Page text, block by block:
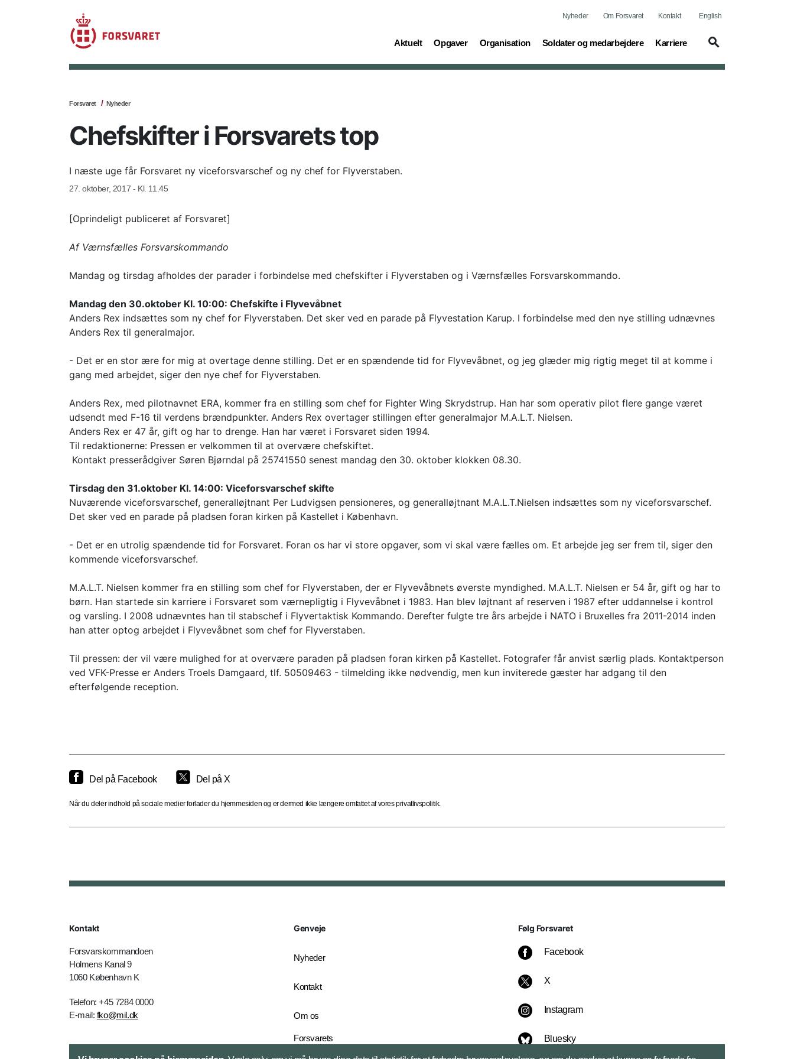
Nyheder Om Forsvaret Kontakt English
Aktuelt
(current) Opgaver
(current) Organisation
(current) Soldater og medarbejdere
(current) Karriere
(current)
Forsvaret Nyheder
Chefskifter i Forsvarets top
I næste uge får Forsvaret ny viceforsvarschef og ny chef for Flyverstaben.
27. oktober, 2017 - Kl. 11.45
[Oprindeligt publiceret af Forsvaret]
Af Værnsfælles Forsvarskommando
Mandag og tirsdag afholdes der parader i forbindelse med chefskifter i Flyverstaben og i Værnsfælles Forsvarskommando.
Mandag den 30.oktober Kl. 10:00: Chefskifte i Flyvevåbnet
Anders Rex indsættes som ny chef for Flyverstaben. Det sker ved en parade på Flyvestation Karup. I forbindelse med den nye stilling udnævnes
Anders Rex til generalmajor.
- Det er en stor ære for mig at overtage denne stilling. Det er en spændende tid for Flyvevåbnet, og jeg glæder mig rigtig meget til at komme i
gang med arbejdet, siger den nye chef for Flyverstaben.
Anders Rex, med pilotnavnet ERA, kommer fra en stilling som chef for Fighter Wing Skrydstrup. Han har som operativ pilot flere gange været
udsendt med F-16 til verdens brændpunkter. Anders Rex overtager stillingen efter generalmajor M.A.L.T. Nielsen.
Anders Rex er 47 år, gift og har to drenge. Han har været i Forsvaret siden 1994.
Til redaktionerne: Pressen er velkommen til at overvære chefskiftet.
Kontakt presserådgiver Søren Bjørndal på 25741550 senest mandag den 30. oktober klokken 08.30.
Tirsdag den 31.oktober Kl. 14:00: Viceforsvarschef skifte
Nuværende viceforsvarschef, generalløjtnant Per Ludvigsen pensioneres, og generalløjtnant M.A.L.T.Nielsen indsættes som ny viceforsvarschef.
Det sker ved en parade på pladsen foran kirken på Kastellet i København.
- Det er en utrolig spændende tid for Forsvaret. Foran os har vi store opgaver, som vi skal være fælles om. Et arbejde jeg ser frem til, siger den
kommende viceforsvarschef.
M.A.L.T. Nielsen kommer fra en stilling som chef for Flyverstaben, der er Flyvevåbnets øverste myndighed. M.A.L.T. Nielsen er 54 år, gift og har to
børn. Han startede sin karriere i Forsvaret som værnepligtig i Flyvevåbnet i 1983. Han blev løjtnant af reserven i 1987 efter uddannelse i kontrol
og varsling. I 2008 udnævntes han til stabschef i Flyvertaktisk Kommando. Derefter fulgte tre års arbejde i NATO i Bruxelles fra 2011-2014 inden
han atter optog arbejdet i Flyvevåbnet som chef for Flyverstaben.
Til pressen: der vil være mulighed for at overvære paraden på pladsen foran kirken på Kastellet. Fotografer får anvist særlig plads. Kontaktperson
ved VFK-Presse er Anders Troels Damgaard, tlf. 50509463 - tilmelding ikke nødvendig, men kun inviterede gæster har adgang til den
efterfølgende reception.
Del på Facebook Del på X
Når du deler indhold på sociale medier forlader du hjemmesiden og er dermed ikke længere omfattet af vores privatlivspolitik.
Kontakt
Forsvarskommandoen
Holmens Kanal 9
1060 København K
Telefon: +45 7284 0000
E-mail: fko@mil.dk
Kontakt
Genveje
Nyheder
Kontakt
Om os
Forsvarets
Følg Forsvaret
Facebook
X
Instagram
Bluesky